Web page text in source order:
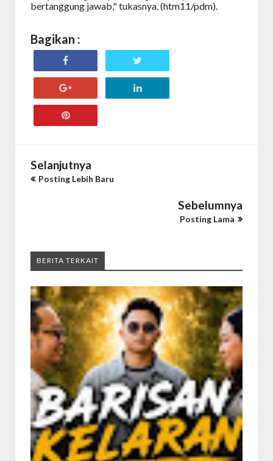
bertanggung jawab," tukasnya. (htm11/pdm).
Bagikan :
Selanjutnya
Posting Lebih Baru
Sebelumnya
Posting Lama
BERITA TERKAIT